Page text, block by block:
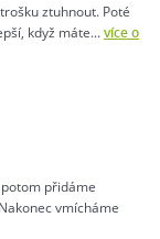
ztuhnout. Poté
když máte...více o
přidáme
vmícháme